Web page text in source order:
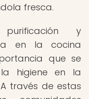
fresca.
y
en la cocina
que se
higiene en la
través de estas